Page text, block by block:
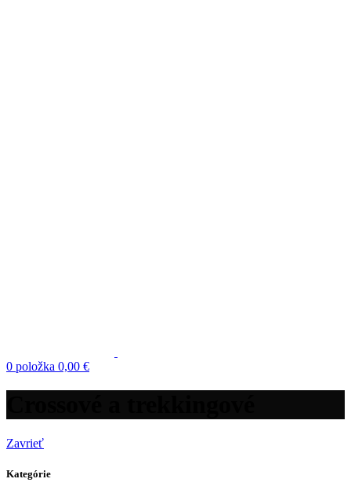
0 položka 0,00 €
Zavrieť
Kategórie